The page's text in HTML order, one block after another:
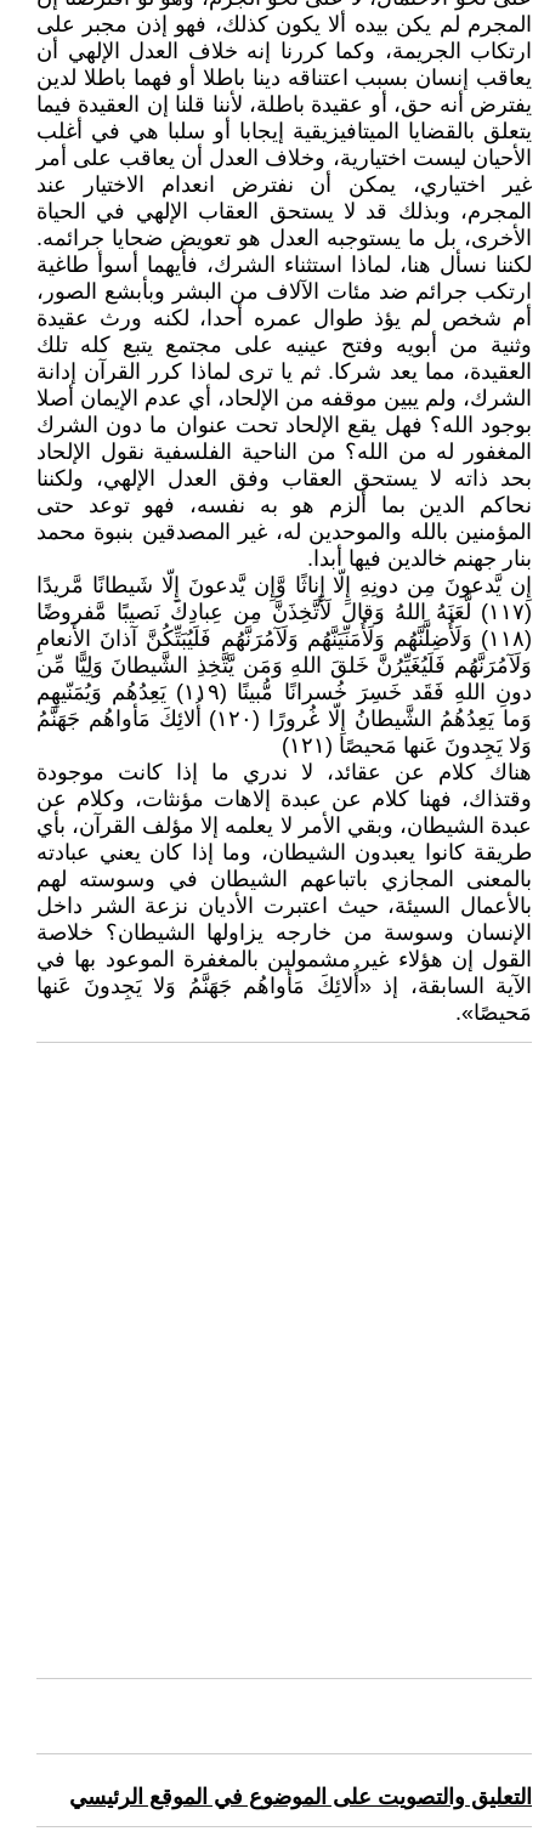
المجرم لم يكن بيده ألا يكون كذلك، فهو إذن مجبر على
ارتكاب الجريمة، وكما كررنا إنه خلاف العدل الإلهي أن
يعاقب إنسان بسبب اعتناقه دينا باطلا أو فهما باطلا لدين
يفترض أنه حق، أو عقيدة باطلة، لأننا قلنا إن العقيدة فيما
يتعلق بالقضايا الميتافيزيقية إيجابا أو سلبا هي في أغلب
الأحيان ليست اختيارية، وخلاف العدل أن يعاقب على أمر
غير اختياري، يمكن أن نفترض انعدام الاختيار عند
المجرم، وبذلك قد لا يستحق العقاب الإلهي في الحياة
الأخرى، بل ما يستوجبه العدل هو تعويض ضحايا جرائمه.
لكننا نسأل هنا، لماذا استثناء الشرك، فأيهما أسوأ طاغية
ارتكب جرائم ضد مئات الآلاف من البشر وبأبشع الصور،
أم شخص لم يؤذ طوال عمره أحدا، لكنه ورث عقيدة
وثنية من أبويه وفتح عينيه على مجتمع يتبع كله تلك
العقيدة، مما يعد شركا. ثم يا ترى لماذا كرر القرآن إدانة
الشرك، ولم يبين موقفه من الإلحاد، أي عدم الإيمان أصلا
بوجود الله؟ فهل يقع الإلحاد تحت عنوان ما دون الشرك
المغفور له من الله؟ من الناحية الفلسفية نقول الإلحاد
بحد ذاته لا يستحق العقاب وفق العدل الإلهي، ولكننا
نحاكم الدين بما ألزم هو به نفسه، فهو توعد حتى
المؤمنين بالله والموحدين له، غير المصدقين بنبوة محمد
بنار جهنم خالدين فيها أبدا.
إِن يَّدعونَ مِن دونِهِ إِلّا إِناثًا وَّإِن يَّدعونَ إِلّا شَيطانًا مَّريدًا
(١١٧) لَّعَنَهُ اللهُ وَقالَ لَأَتَّخِذَنَّ مِن عِبادِكَ نَصيبًا مَّفروضًا
(١١٨) وَلَأُضِلَّنَّهُم وَلَأُمَنِّيَنَّهُم وَلَآمُرَنَّهُم فَلَيُبَتِّكُنَّ آذانَ الأَنعامِ
وَلَآمُرَنَّهُم فَلَيُغَيِّرُنَّ خَلقَ اللهِ وَمَن يَّتَّخِذِ الشَّيطانَ وَلِيًّا مِّن
دونِ اللهِ فَقَد خَسِرَ خُسرانًا مُّبينًا (١١٩) يَعِدُهُم وَيُمَنّيهِم
وَما يَعِدُهُمُ الشَّيطانُ إِلّا غُرورًا (١٢٠) أُلائِكَ مَأواهُم جَهَنَّمُ
وَلا يَجِدونَ عَنها مَحيصًا (١٢١)
هناك كلام عن عقائد، لا ندري ما إذا كانت موجودة
وقتذاك، فهنا كلام عن عبدة إلاهات مؤنثات، وكلام عن
عبدة الشيطان، وبقي الأمر لا يعلمه إلا مؤلف القرآن، بأي
طريقة كانوا يعبدون الشيطان، وما إذا كان يعني عبادته
بالمعنى المجازي باتباعهم الشيطان في وسوسته لهم
بالأعمال السيئة، حيث اعتبرت الأديان نزعة الشر داخل
الإنسان وسوسة من خارجه يزاولها الشيطان؟ خلاصة
القول إن هؤلاء غير مشمولين بالمغفرة الموعود بها في
الآية السابقة، إذ «أُلائِكَ مَأواهُم جَهَنَّمُ وَلا يَجِدونَ عَنها
مَحيصًا».
التعليق والتصويت على الموضوع في الموقع الرئيسي